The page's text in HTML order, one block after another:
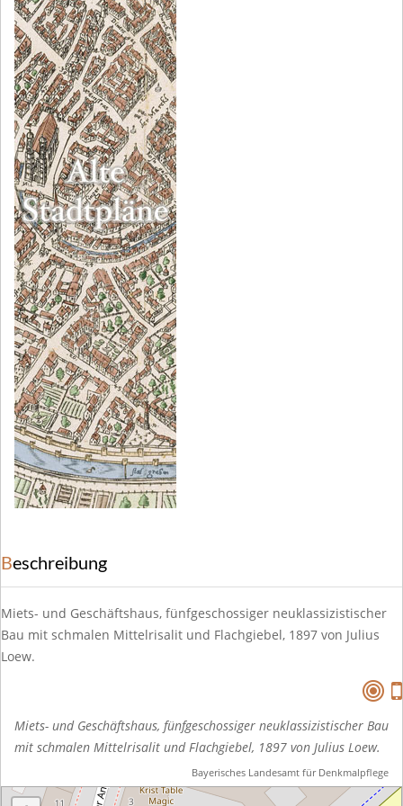
Beschreibung
Miets- und Geschäftshaus, fünfgeschossiger neuklassizistischer
Bau mit schmalen Mittelrisalit und Flachgiebel, 1897 von Julius
Loew.
Miets- und Geschäftshaus, fünfgeschossiger neuklassizistischer Bau
mit schmalen Mittelrisalit und Flachgiebel, 1897 von Julius Loew.
Bayerisches Landesamt für Denkmalpflege